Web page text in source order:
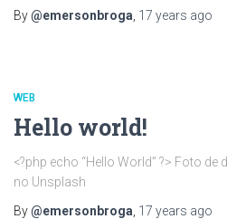
By@emersonbroga 17 years ago
WEB
Hello world!
<?php echo “Hello World” ?> Foto
no Unsplash
By@emersonbroga 17 years ago